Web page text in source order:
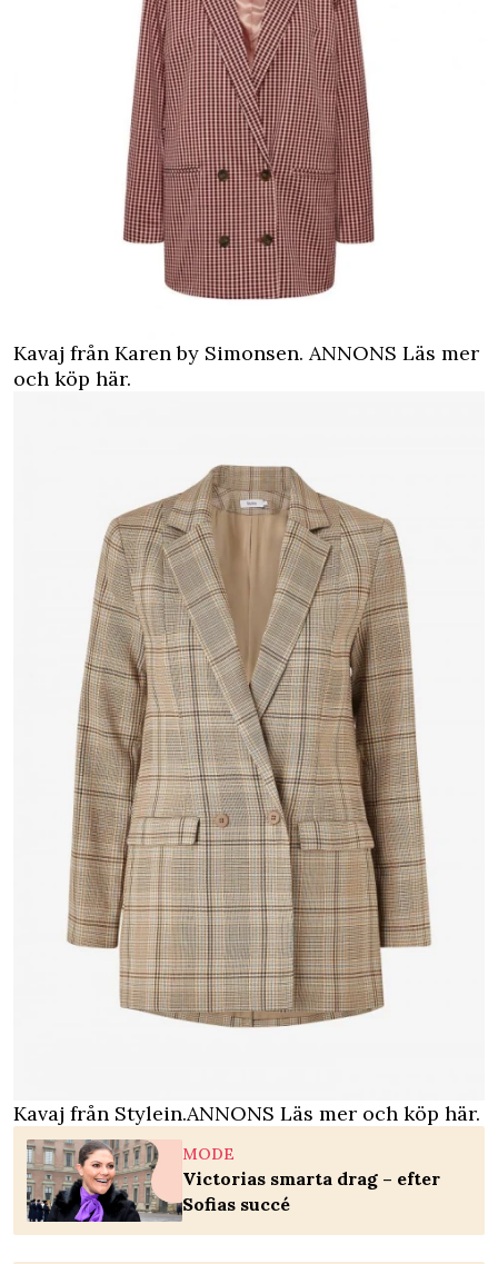
Kavaj från Karen by Simonsen. ANNONS Läs mer
och köp här.
Kavaj från Stylein.ANNONS Läs mer och köp här.
MODE
Victorias smarta drag – efter
Sofias succé